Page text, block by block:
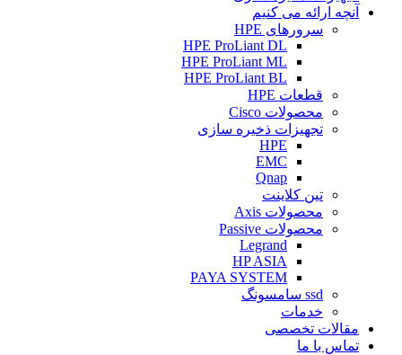
آنچه ارائه می کنیم
سرورهای HPE
HPE ProLiant DL
HPE ProLiant ML
HPE ProLiant BL
قطعات HPE
محصولات Cisco
تجهیزات ذخیره سازی
HPE
EMC
Qnap
تین کلاینت
محصولات Axis
محصولات Passive
Legrand
HP ASIA
PAYA SYSTEM
ssd سامسونگ
خدمات
مقالات تخصصی
تماس با ما